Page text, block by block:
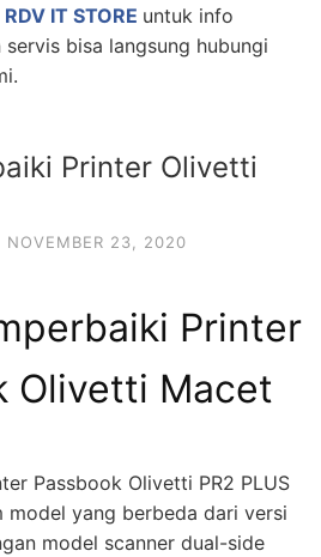
RDV IT STORE untuk info
bisa langsung hubungi
Printer Olivetti
NOVEMBER 23, 2020
Printer
Olivetti Macet
Passbook Olivetti PR2 PLUS
model yang berbeda dari versi
model scanner dual-side